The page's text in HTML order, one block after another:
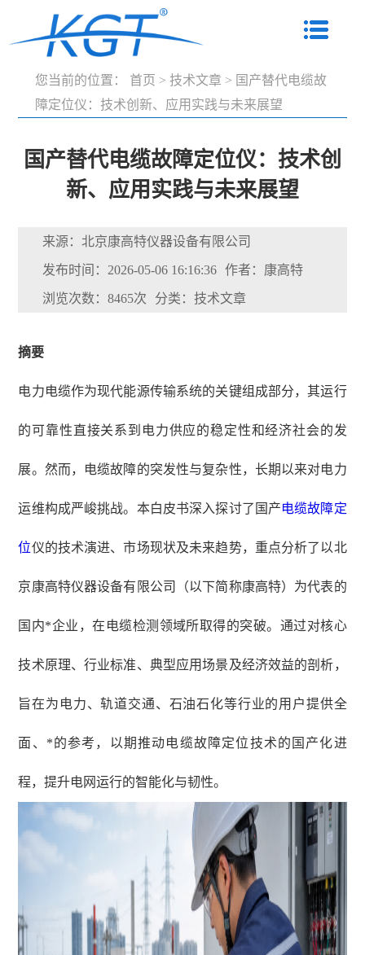
您当前的位置： 首页 > 技术文章 > 国产替代电缆故
障定位仪：技术创新、应用实践与未来展望
国产替代电缆故障定位仪：技术创
新、应用实践与未来展望
来源：北京康高特仪器设备有限公司
发布时间：2026-05-06 16:16:36 作者：康高特
浏览次数：8465次 分类：技术文章
摘要
电力电缆作为现代能源传输系统的关键组成部分，其运行
的可靠性直接关系到电力供应的稳定性和经济社会的发
展。然而，电缆故障的突发性与复杂性，长期以来对电力
运维构成严峻挑战。本白皮书深入探讨了国产电缆故障定
位仪的技术演进、市场现状及未来趋势，重点分析了以北
京康高特仪器设备有限公司（以下简称康高特）为代表的
国内*企业，在电缆检测领域所取得的突破。 通过对核心
技术原理、行业标准、典型应用场景及经济效益的剖析，
旨在为电力、轨道交通、石油石化等行业的用户提供全
面、*的参考，以期推动电缆故障定位技术的国产化进
程，提升电网运行的智能化与韧性。